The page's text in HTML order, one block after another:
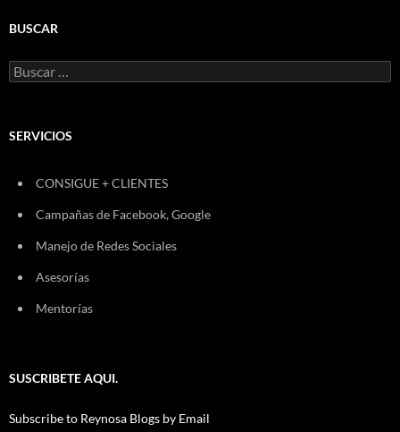
BUSCAR
Buscar:
SERVICIOS
CONSIGUE + CLIENTES
Campañas de Facebook, Google
Manejo de Redes Sociales
Asesorías
Mentorías
SUSCRIBETE AQUI.
Subscribe to Reynosa Blogs by Email